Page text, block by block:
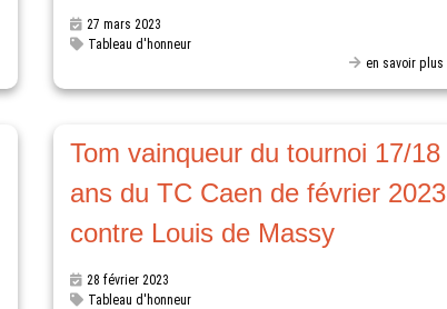
27 mars 2023
Tableau d'honneur
en savoir plus
Tom vainqueur du tournoi 17/18
ans du TC Caen de février 2023
contre Louis de Massy
28 février 2023
Tableau d'honneur